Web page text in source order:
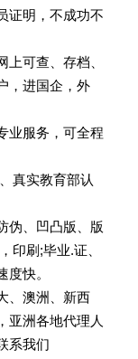
证明，不成功不
可查、存档、
，进国企，外
业服务，可全程
真实教育部认
伪、凹凸版、版
印刷;毕业.证、
快。
、澳洲、新西
亚洲各地代理人
系我们